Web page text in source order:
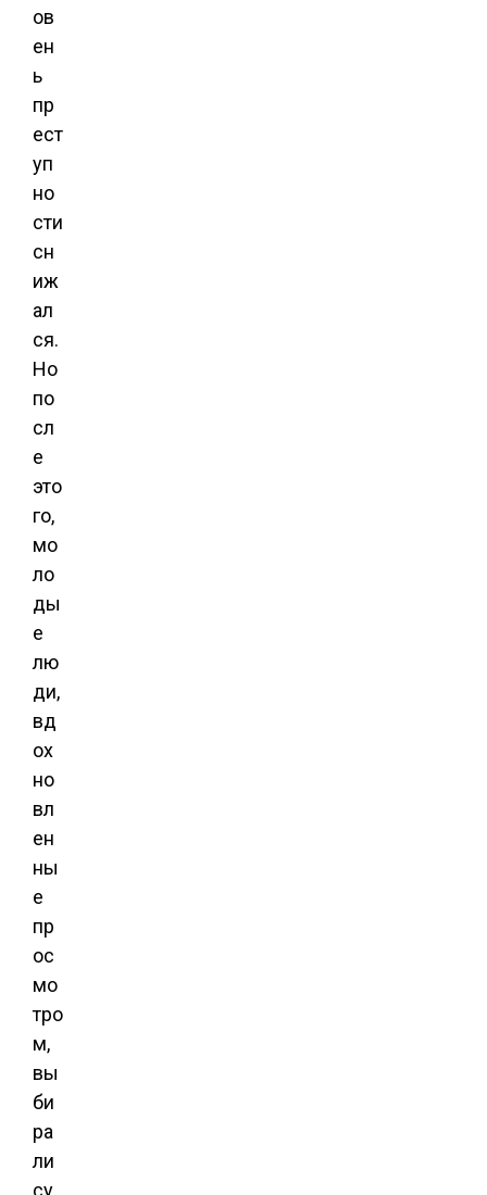
ов
ен
ь
пр
ест
уп
но
сти
сн
иж
ал
ся.
Но
по
сл
е
это
го,
мо
ло
ды
е
лю
ди,
вд
ох
но
вл
ен
ны
е
пр
ос
мо
тро
м,
вы
би
ра
ли
су